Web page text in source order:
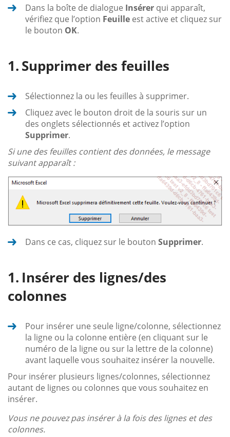
Dans la boîte de dialogue Insérer qui apparaît,
vérifiez que l’option Feuille est active et cliquez sur
le bouton OK.
Supprimer des feuilles
Sélectionnez la ou les feuilles à supprimer.
Cliquez avec le bouton droit de la souris sur un
des onglets sélectionnés et activez l’option
Supprimer.
Si une des feuilles contient des données, le message
suivant apparaît :
Dans ce cas, cliquez sur le bouton Supprimer.
Insérer des lignes/des
colonnes
Pour insérer une seule ligne/colonne, sélectionnez
la ligne ou la colonne entière (en cliquant sur le
numéro de la ligne ou sur la lettre de la colonne)
avant laquelle vous souhaitez insérer la nouvelle.
Pour insérer plusieurs lignes/colonnes, sélectionnez
autant de lignes ou colonnes que vous souhaitez en
insérer.
Vous ne pouvez pas insérer à la fois des lignes et des
colonnes.